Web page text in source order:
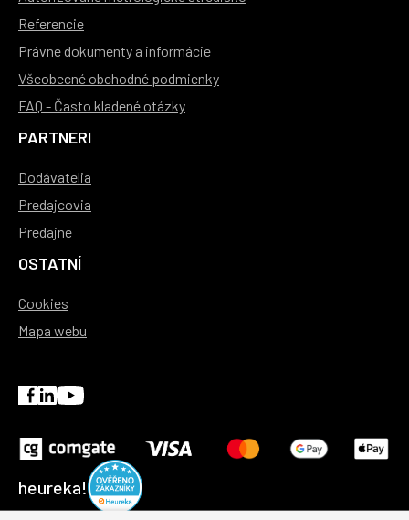
Referencie
Právne dokumenty a informácie
Všeobecné obchodné podmienky
FAQ - Často kladené otázky
PARTNERI
Dodávatelia
Predajcovia
Predajne
OSTATNÍ
Cookies
Mapa webu
heureka!